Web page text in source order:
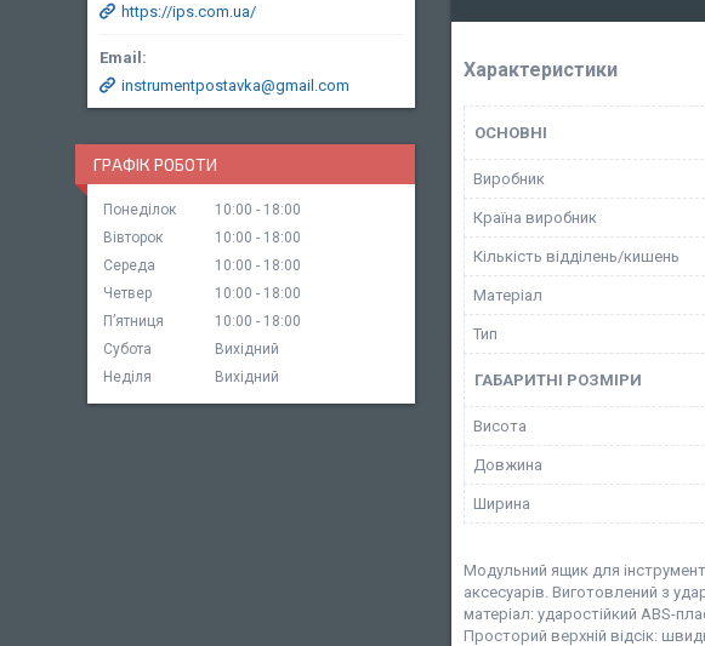
Характеристики
ОСНОВНІ
Виробник
Країна виробник
Кількість відділень/кишень
Матеріал
Тип
ГАБАРИТНІ РОЗМІРИ
Висота
Довжина
Ширина
Модульний ящик для
аксесуарів. Виготовлений з
матеріал: ударостійкий ABS-
Просторий верхній відсік:
https://ips.com.ua/
instrumentpostavka@gmail.com
ГРАФІК РОБОТИ
Понеділок 10:00
18:00
Вівторок
10:00
18:00
Середа
10:00
18:00
Четвер
10:00
18:00
Пʼятниця
10:00
18:00
Субота
Вихідний
Неділя
Вихідний